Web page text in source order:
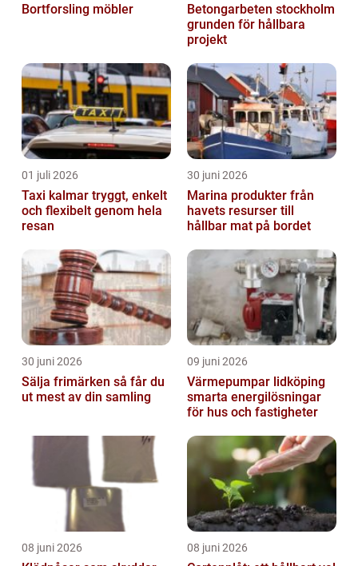
Bortforsling möbler
Betongarbeten stockholm
grunden för hållbara
projekt
01 juli 2026
Taxi kalmar tryggt, enkelt
och flexibelt genom hela
resan
30 juni 2026
Marina produkter från
havets resurser till
hållbar mat på bordet
30 juni 2026
Sälja frimärken så får du
ut mest av din samling
09 juni 2026
Värmepumpar lidköping
smarta energilösningar
för hus och fastigheter
08 juni 2026 08 juni 2026